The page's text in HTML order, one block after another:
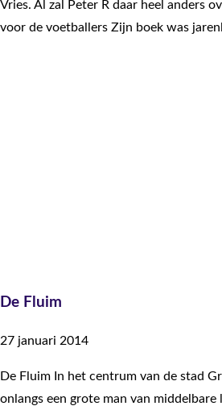
Vries. Al zal Peter R daar heel anders
voor de voetballers Zijn boek was
De Fluim
27 januari 2014
De Fluim In het centrum van de stad
onlangs een grote man van